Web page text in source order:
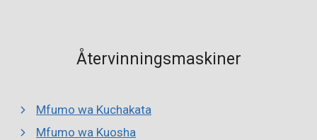
Återvinningsmaskiner
Mfumo wa Kuchakata
Mfumo wa Kuosha